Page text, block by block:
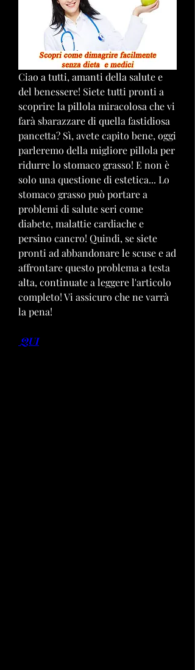
Ciao a tutti, amanti della salute e
del benessere! Siete tutti pronti a
scoprire la pillola miracolosa che vi
farà sbarazzare di quella fastidiosa
pancetta? Sì, avete capito bene, oggi
parleremo della migliore pillola per
ridurre lo stomaco grasso! E non è
solo una questione di estetica... Lo
stomaco grasso può portare a
problemi di salute seri come
diabete, malattie cardiache e
persino cancro! Quindi, se siete
pronti ad abbandonare le scuse e ad
affrontare questo problema a testa
alta, continuate a leggere l'articolo
completo! Vi assicuro che ne varrà
la pena!
QUI